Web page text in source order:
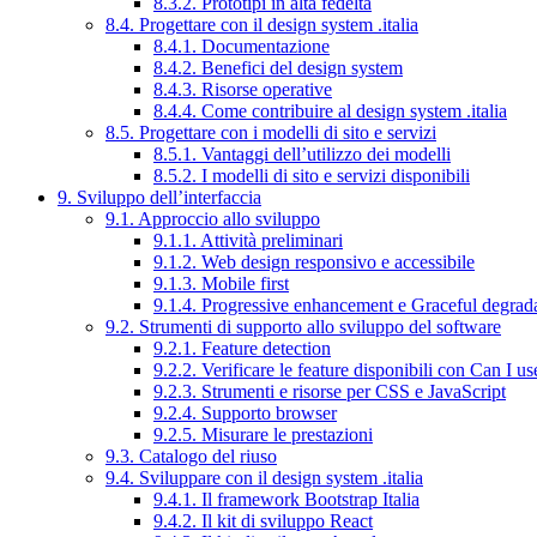
8.4. Progettare con il design system .italia
8.4.1. Documentazione
8.4.2. Benefici del design system
8.4.3. Risorse operative
8.4.4. Come contribuire al design system .italia
8.5. Progettare con i modelli di sito e servizi
8.5.1. Vantaggi dell’utilizzo dei modelli
8.5.2. I modelli di sito e servizi disponibili
9. Sviluppo dell’interfaccia
9.1. Approccio allo sviluppo
9.1.1. Attività preliminari
9.1.2. Web design responsivo e accessibile
9.1.3. Mobile first
9.1.4. Progressive enhancement e Graceful
9.2. Strumenti di supporto allo sviluppo del software
9.2.1. Feature detection
9.2.2. Verificare le feature disponibili con Can I
9.2.3. Strumenti e risorse per CSS e JavaScript
9.2.4. Supporto browser
9.2.5. Misurare le prestazioni
9.3. Catalogo del riuso
9.4. Sviluppare con il design system .italia
9.4.1. Il framework Bootstrap Italia
9.4.2. Il kit di sviluppo React